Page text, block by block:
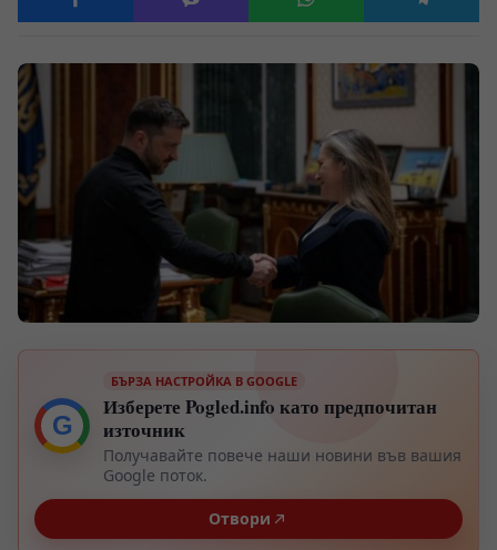
G
БЪРЗА НАСТРОЙКА В GOOGLE
Изберете Pogled.info като предпочитан
източник
Получавайте повече наши новини във вашия
Google поток.
Отвори